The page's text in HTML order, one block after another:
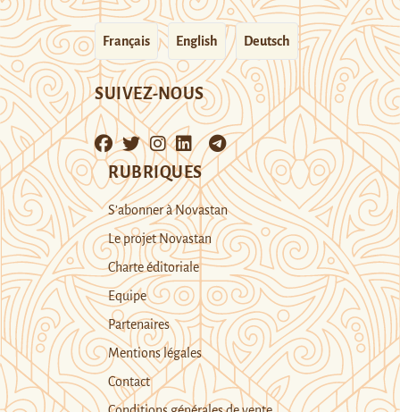
Français English Deutsch
SUIVEZ-NOUS
RUBRIQUES
S’abonner à Novastan
Le projet Novastan
Charte éditoriale
Equipe
Partenaires
Mentions légales
Contact